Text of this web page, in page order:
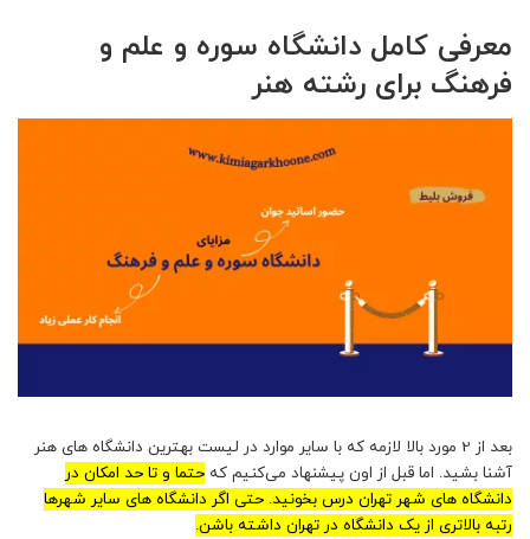
معرفی کامل دانشگاه سوره و علم و
فرهنگ برای رشته هنر
بعد از 2 مورد بالا لازمه که با سایر موارد در لیست بهترین دانشگاه های هنر
آشنا بشید. اما قبل از اون پیشنهاد می‌کنیم که حتما و تا حد امکان در
دانشگاه های شهر تهران درس بخونید. حتی اگر دانشگاه های سایر شهرها
رتبه بالاتری از یک دانشگاه در تهران داشته باشن.